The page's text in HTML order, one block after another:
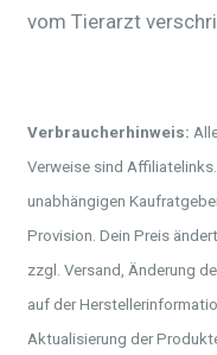
vom Tierarzt
Verbraucherhinweis:
Verweise sind
unabhängigen
Provision. Dein Preis
zzgl. Versand, Änderung
auf der
Aktualisierung der